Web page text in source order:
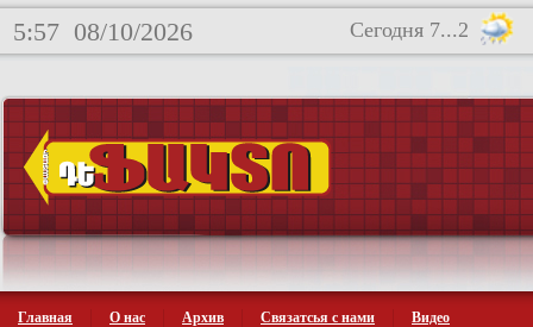
5:57 08/10/2026 Сегодня 7...2
Главная О нас Архив Связатсья с нами Видео